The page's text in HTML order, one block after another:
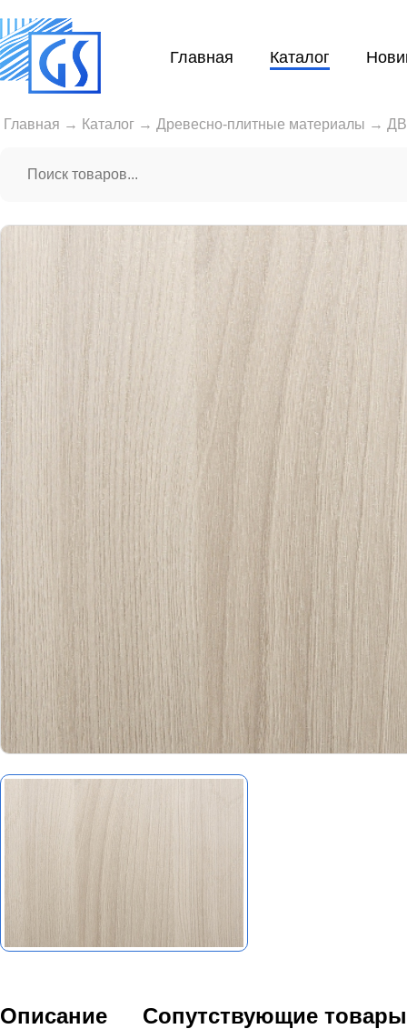
Главная Каталог
Главная → Каталог → Древесно-плитные материалы →
Описание Сопутствующие товары